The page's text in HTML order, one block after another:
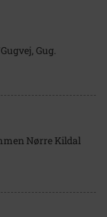
Gug.
Nørre Kildal